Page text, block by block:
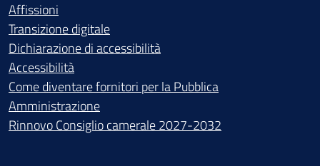
Affissioni
Transizione digitale
Dichiarazione di accessibilità
Accessibilità
Come diventare fornitori per la Pubblica
Amministrazione
Rinnovo Consiglio camerale 2027-2032